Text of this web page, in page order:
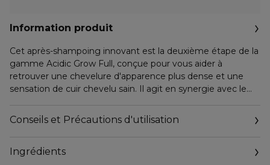
Information produit
Cet après-shampoing innovant est la deuxième étape de la
gamme Acidic Grow Full, conçue pour vous aider à
retrouver une chevelure d'apparence plus dense et une
sensation de cuir chevelu sain. Il agit en synergie avec le
contribuant ainsi à réduire la chute de cheveux due à la
casse au brossage*, pour des cheveux qui paraissent plus
conçue pour hydrater en profondeur et revitaliser la fibre
Conseils et Précautions d'utilisation
Ingrédients